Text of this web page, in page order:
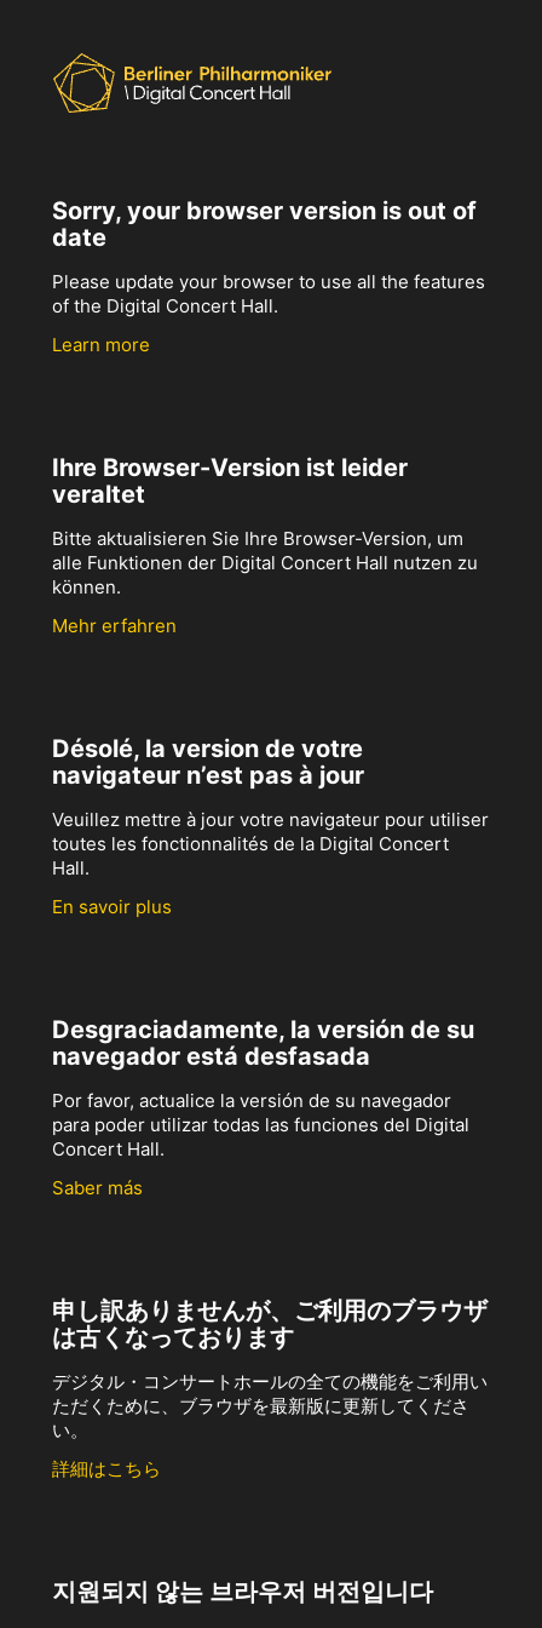
Sorry, your browser version is out of
date
Please update your browser to use all the features
of the Digital Concert Hall.
Learn more
Ihre Browser-Version ist leider
veraltet
Bitte aktualisieren Sie Ihre Browser-Version, um
alle Funktionen der Digital Concert Hall nutzen zu
können.
Mehr erfahren
Désolé, la version de votre
navigateur n’est pas à jour
Veuillez mettre à jour votre navigateur pour utiliser
toutes les fonctionnalités de la Digital Concert
Hall.
En savoir plus
Desgraciadamente, la versión de su
navegador está desfasada
Por favor, actualice la versión de su navegador
para poder utilizar todas las funciones del Digital
Concert Hall.
Saber más
申し訳ありませんが、ご利用のブラウザ
は古くなっております
デジタル・コンサートホールの全ての機能をご利用い
ただくために、ブラウザを最新版に更新してくださ
い。
詳細はこちら
지원되지 않는 브라우저 버전입니다